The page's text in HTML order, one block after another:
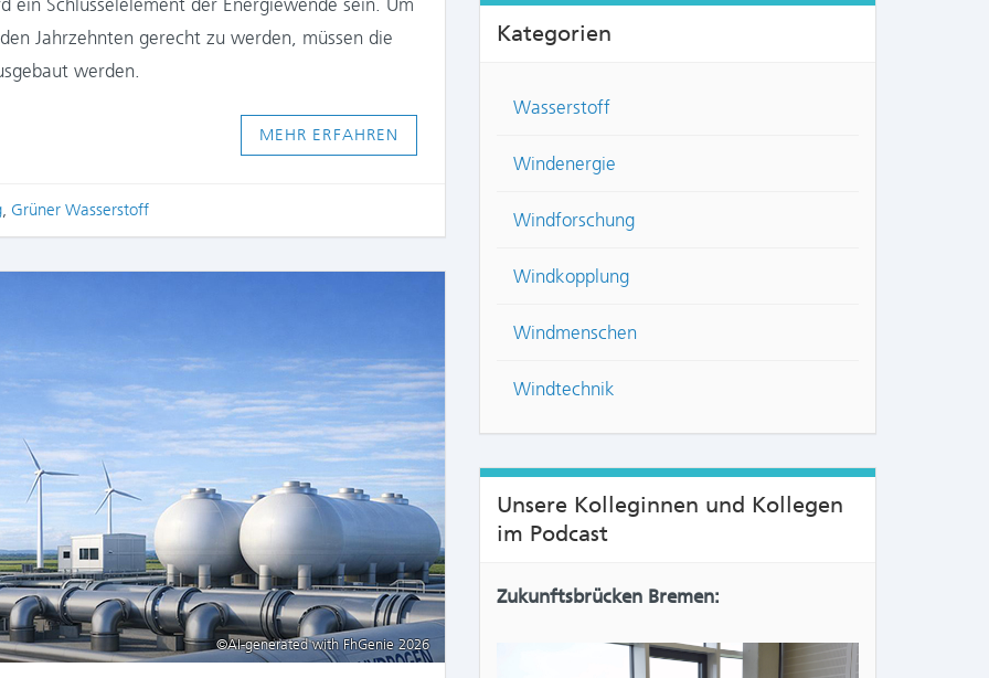
Schlüsselelement der Energiewende sein. Um
Jahrzehnten gerecht zu werden, müssen die
werden.
MEHR ERFAHREN
, Grüner Wasserstoff
©AI-generated with FhGenie 2026
Kategorien
Wasserstoff
Windenergie
Windforschung
Windkopplung
Windmenschen
Windtechnik
Unsere Kolleginnen und Kollegen
im Podcast
Zukunftsbrücken Bremen: